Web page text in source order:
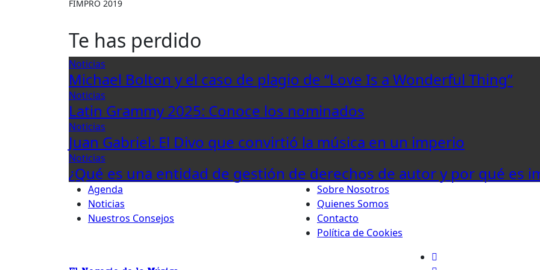
FIMPRO 2019
Te has perdido
Noticias
Michael Bolton y el caso de plagio de “Love Is a Wonderful Thing”
Noticias
Latin Grammy 2025: Conoce los nominados
Noticias
Juan Gabriel: El Divo que convirtió la música en un imperio
Noticias
¿Qué es una entidad de gestión de derechos de autor y por qué es
Agenda
Noticias
Nuestros Consejos
Sobre Nosotros
Quienes Somos
Contacto
Política de Cookies